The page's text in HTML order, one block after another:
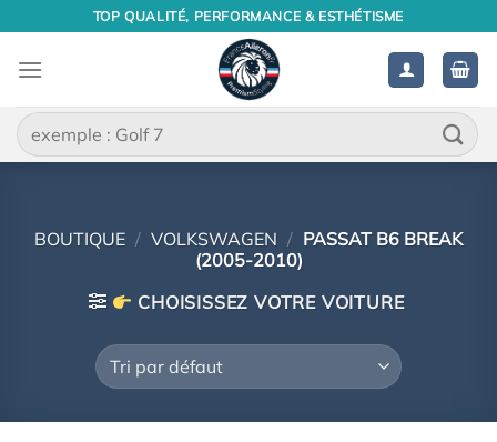
contenu
TOP QUALITÉ, PERFORMANCE & ESTHÉTISME
Recherche
pour :
BOUTIQUE / VOLKSWAGEN / PASSAT B6 BREAK
(2005-2010)
CHOISISSEZ VOTRE VOITURE